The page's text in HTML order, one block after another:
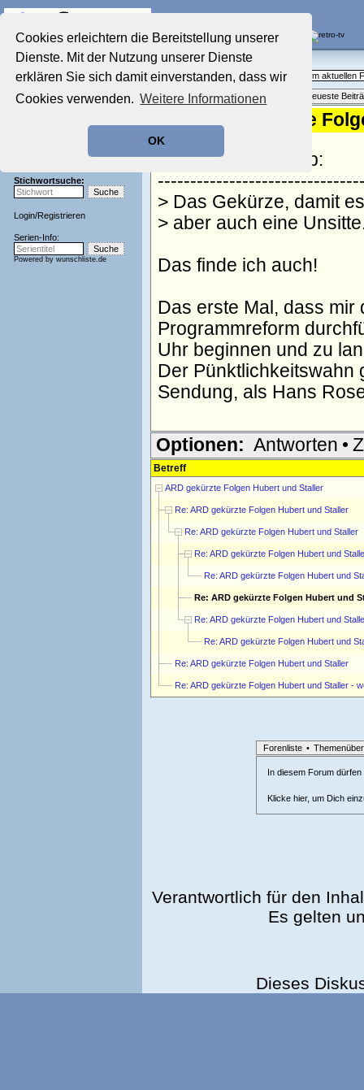
Cookies erleichtern die Bereitstellung unserer
Dienste. Mit der Nutzung unserer Dienste
erklären Sie sich damit einverstanden, dass wir
Cookies verwenden. Weitere Informationen
OK
Startseite
Aktuelles Forum
Film-Forum
Zeichentrick-Forum
Stichwortsuche:
Login/Registrieren
Serien-Info:
Powered by wunschliste.de
Aktuelles Forum
Fragen, Antworten und Meinungen zum aktuellen
Themenübersicht • Neues Thema Neueste
Re: ARD gekürzte
geschrieben von:
Scotty1978 schrieb:
> Das Gekürze, damit
> aber auch eine
Das finde ich auch!
Das erste Mal, dass mir
Programmreform
Uhr beginnen und zu
Der Pünktlichkeitswahn
Sendung, als Hans
Optionen: Antworten •
Betreff
ARD gekürzte Folgen Hubert und Staller
Re: ARD gekürzte Folgen Hubert und Staller
Re: ARD gekürzte Folgen Hubert und Staller
Re: ARD gekürzte Folgen Hubert und
Re: ARD gekürzte Folgen Hubert und
Re: ARD gekürzte Folgen Hubert und
Re: ARD gekürzte Folgen Hubert und
Re: ARD gekürzte Folgen Hubert und
Re: ARD gekürzte Folgen Hubert und Staller
Re: ARD gekürzte Folgen Hubert und Staller -
Forenliste •
In diesem Forum
Klicke hier, um Dich
Verantwortlich für den
Es gelten
Dieses